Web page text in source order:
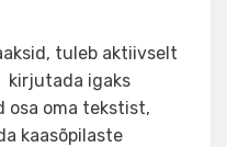
tuleb aktiivselt
kirjutada igaks
oma tekstist,
kaasõpilaste